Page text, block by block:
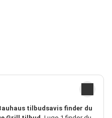
tilbudsavis finder du